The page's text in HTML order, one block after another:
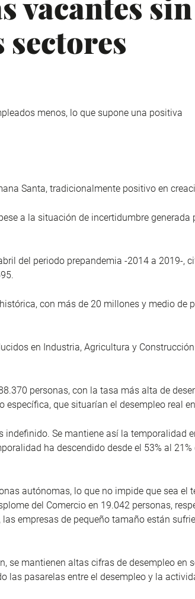
menos, lo que supone una positiva
Santa, tradicionalmente positivo en
a la situación de incertidumbre
del periodo prepandemia -2014 a 2019-,
con más de 20 millones y medio de
en Industria, Agricultura y
personas, con la tasa más alta de
que situarían el desempleo real
Se mantiene así la temporalidad
ha descendido desde el 53% al
autónomas, lo que no impide que sea el
del Comercio en 19.042 personas,
empresas de pequeño tamaño están
se mantienen altas cifras de desempleo en
las pasarelas entre el desempleo y la